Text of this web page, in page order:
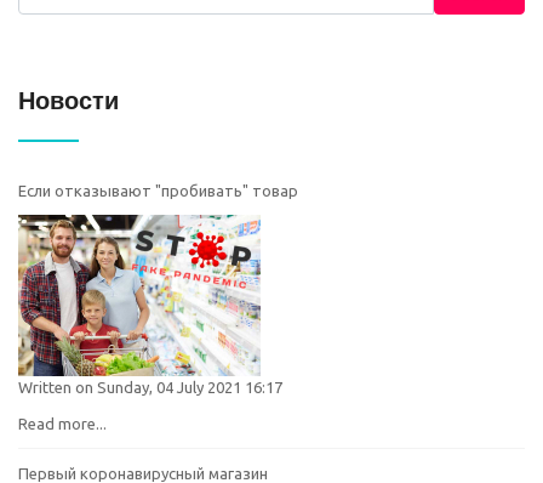
Новости
Если отказывают "пробивать" товар
Written on Sunday, 04 July 2021 16:17
Read more...
Первый коронавирусный магазин